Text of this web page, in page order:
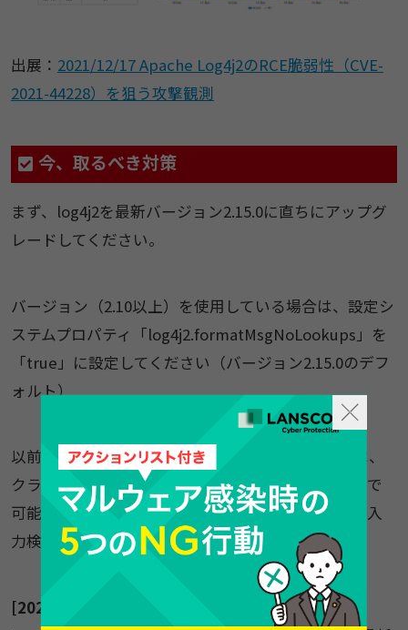
出展： 2021/12/17 Apache Log4j2のRCE脆弱性（CVE-
2021-44228）を狙う攻撃観測
今、取るべき対策
まず、log4j2を最新バージョン2.15.0に直ちにアップグ
レードしてください。
バージョン（2.10以上）を使用している場合は、設定シ
ステムプロパティ「log4j2.formatMsgNoLookups」を
「true」に設定してください（バージョン2.15.0のデフ
ォルト）
以前のバージョン（2.0_beta9 – 2.10.0）での保護は、
クラスパスから JndiLookup クラスを削除することで
可能です。log4jと相互作用するすべてのコードへの入
力検証メカニズムの実装してください
[2022/1/12日追記]